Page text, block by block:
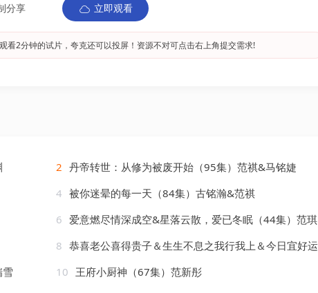
分享 立即观看
看2分钟的试片，夸克还可以投屏！资源不对可点击右上角提交需求!
2 丹帝转世：从修为被废开始（95集）范祺&马铭婕
4 被你迷晕的每一天（84集）古铭瀚&范祺
6 爱意燃尽情深成空&星落云散，爱已冬眠（44集）范琪
8 恭喜老公喜得贵子＆生生不息之我行我上＆今日宜好运＆围城之深藏不漏（35集）苏文文
10 王府小厨神（67集）范新彤